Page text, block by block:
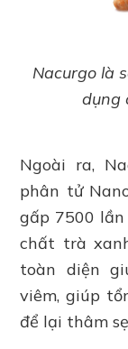
Nacurgo là
dụng
Ngoài ra,
phân tử
gấp 7500
chất trà
toàn diện
viêm, giúp
để lại thâm